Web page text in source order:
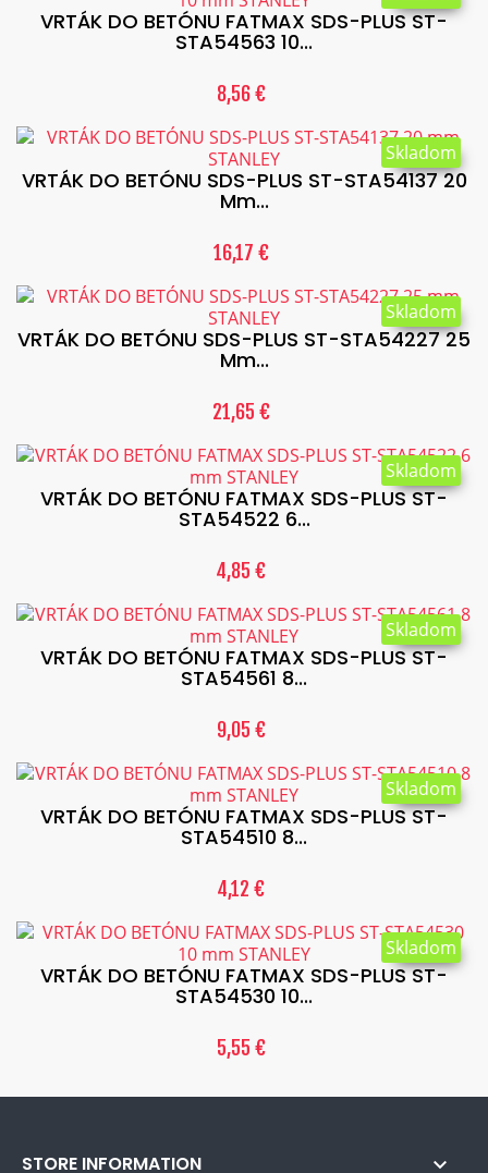
VRTÁK DO BETÓNU FATMAX SDS-PLUS ST-
STA54563 10...
8,56 €
VRTÁK DO BETÓNU SDS-PLUS ST-STA54137 20
Mm...
16,17 €
Skladom
VRTÁK DO BETÓNU SDS-PLUS ST-STA54227 25
Mm...
21,65 €
Skladom
VRTÁK DO BETÓNU FATMAX SDS-PLUS ST-
STA54522 6...
4,85 €
Skladom
VRTÁK DO BETÓNU FATMAX SDS-PLUS ST-
STA54561 8...
9,05 €
Skladom
VRTÁK DO BETÓNU FATMAX SDS-PLUS ST-
STA54510 8...
4,12 €
Skladom
VRTÁK DO BETÓNU FATMAX SDS-PLUS ST-
STA54530 10...
5,55 €
Skladom
STORE INFORMATION 